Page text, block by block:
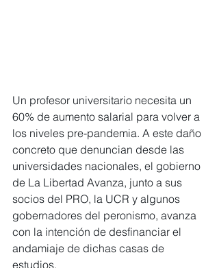
Un profesor universitario necesita un
60% de aumento salarial para volver a
los niveles pre-pandemia. A este daño
concreto que denuncian desde las
universidades nacionales, el gobierno
de La Libertad Avanza, junto a sus
socios del PRO, la UCR y algunos
gobernadores del peronismo, avanza
con la intención de desfinanciar el
andamiaje de dichas casas de
estudios.